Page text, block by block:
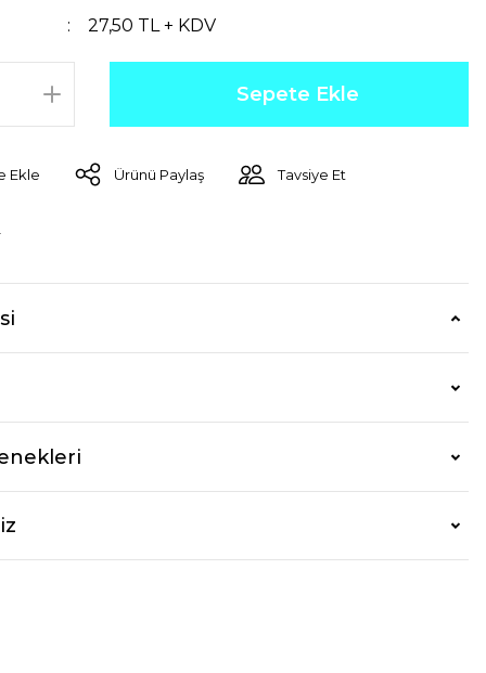
27,50 TL + KDV
Sepete Ekle
Ürünü Paylaş Tavsiye Et